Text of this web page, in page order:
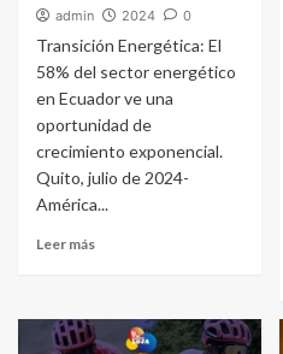
admin 2024 0
Transición Energética: El
58% del sector energético
en Ecuador ve una
oportunidad de
crecimiento exponencial.
Quito, julio de 2024-
América...
Leer más